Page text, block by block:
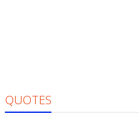
QUOTES